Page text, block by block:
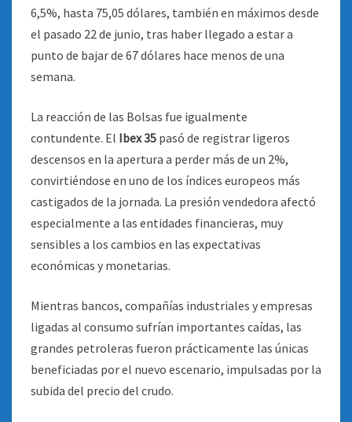
6,5%, hasta 75,05 dólares, también en máximos desde
el pasado 22 de junio, tras haber llegado a estar a
punto de bajar de 67 dólares hace menos de una
semana.
La reacción de las Bolsas fue igualmente
contundente. El Ibex 35 pasó de registrar ligeros
descensos en la apertura a perder más de un 2%,
convirtiéndose en uno de los índices europeos más
castigados de la jornada. La presión vendedora afectó
especialmente a las entidades financieras, muy
sensibles a los cambios en las expectativas
económicas y monetarias.
Mientras bancos, compañías industriales y empresas
ligadas al consumo sufrían importantes caídas, las
grandes petroleras fueron prácticamente las únicas
beneficiadas por el nuevo escenario, impulsadas por la
subida del precio del crudo.